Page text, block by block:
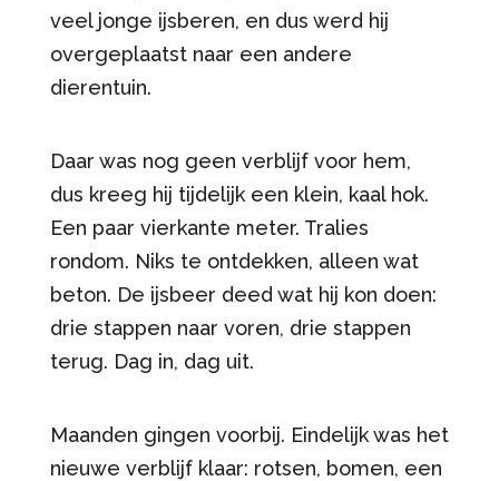
veel jonge ijsberen, en dus werd hij
overgeplaatst naar een andere
dierentuin.
Daar was nog geen verblijf voor hem,
dus kreeg hij tijdelijk een klein, kaal hok.
Een paar vierkante meter. Tralies
rondom. Niks te ontdekken, alleen wat
beton. De ijsbeer deed wat hij kon doen:
drie stappen naar voren, drie stappen
terug. Dag in, dag uit.
Maanden gingen voorbij. Eindelijk was het
nieuwe verblijf klaar: rotsen, bomen, een